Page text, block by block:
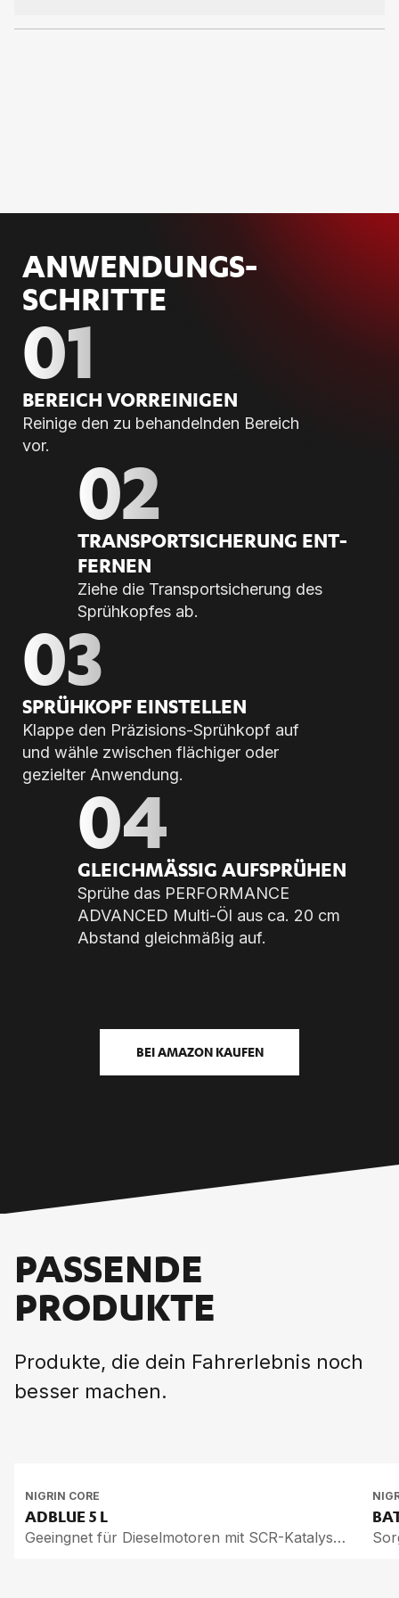
ANWENDUNGS­
SCHRITTE
01
BE­REICH VOR­REI­NI­GEN
Reinige den zu behandelnden Bereich
vor.
02
TRANS­PORT­SI­CHE­RUNG ENT­
FER­NEN
Ziehe die Transportsicherung des
Sprühkopfes ab.
03
SPRÜH­KOPF EIN­STEL­LEN
Klappe den Präzisions-Sprühkopf auf
und wähle zwischen flächiger oder
gezielter Anwendung.
04
GLEICH­MÄ­SSIG AUF­SPRÜ­HEN
Sprühe das PERFORMANCE
ADVANCED Multi-Öl aus ca. 20 cm
Abstand gleichmäßig auf.
BEI AMAZON KAUFEN
PASSENDE
PRODUKTE
Produkte, die dein Fahrerlebnis noch
besser machen.
NIGRIN CORE
AD­BLUE5 L
Geeingnet für Dieselmotoren mit SCR-Katalysator